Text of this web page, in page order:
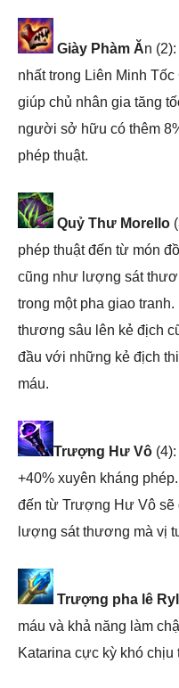
Giày Phàm Ăn
nhất trong Liên Minh
giúp chủ nhân gia tăng
người sở hữu có thêm
phép thuật.
Quỷ Thư Morello
phép thuật đến từ món
cũng như lượng sát
trong một pha giao
thương sâu lên kẻ địch
đầu với những kẻ địch
máu.
Trượng Hư Vô
+40% xuyên kháng
đến từ Trượng Hư Vô
lượng sát thương mà vị
Trượng pha lê
máu và khả năng làm
Katarina cực kỳ khó